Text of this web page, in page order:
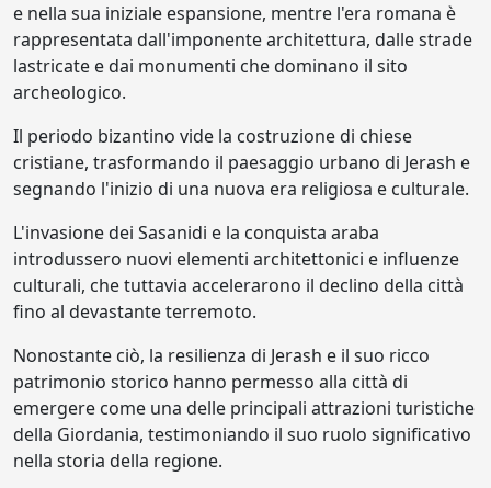
e nella sua iniziale espansione, mentre l'era romana è
rappresentata dall'imponente architettura, dalle strade
lastricate e dai monumenti che dominano il sito
archeologico.
Il periodo bizantino vide la costruzione di chiese
cristiane, trasformando il paesaggio urbano di Jerash e
segnando l'inizio di una nuova era religiosa e culturale.
L'invasione dei Sasanidi e la conquista araba
introdussero nuovi elementi architettonici e influenze
culturali, che tuttavia accelerarono il declino della città
fino al devastante terremoto.
Nonostante ciò, la resilienza di Jerash e il suo ricco
patrimonio storico hanno permesso alla città di
emergere come una delle principali attrazioni turistiche
della Giordania, testimoniando il suo ruolo significativo
nella storia della regione.